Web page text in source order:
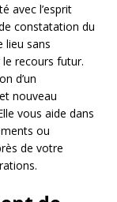
avec l’esprit
constatation du
lieu sans
recours futur.
d’un
nouveau
vous aide dans
ou
de votre